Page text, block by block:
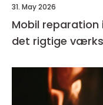
31. May 2026
Mobil
det rigtige